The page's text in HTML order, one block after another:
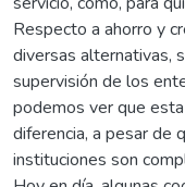
Respecto a ahorro y
diversas alternativas,
supervisión de los
podemos ver que
diferencia, a pesar de
instituciones son